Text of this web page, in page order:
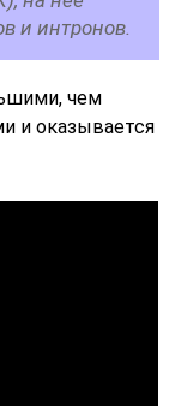
и интронов.
чем
и оказывается